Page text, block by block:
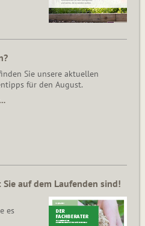
Sie unsere aktuellen
für den August.
Sie auf dem Laufenden sind!
es